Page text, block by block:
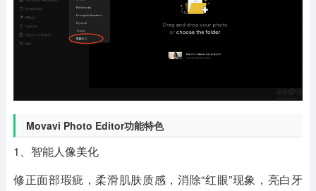
Movavi Photo Editor功能特色
1、智能人像美化
修正面部瑕疵，柔滑肌肤质感，消除“红眼”现象，亮白牙